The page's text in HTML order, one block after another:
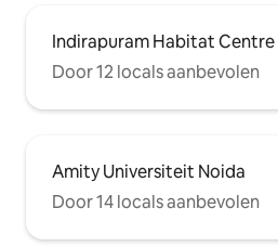
Indirapuram Habitat Centre
Door 12 locals aanbevolen
Amity Universiteit Noida
Door 14 locals aanbevolen